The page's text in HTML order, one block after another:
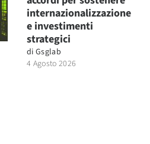
internazionalizzazione
e investimenti
strategici
di Gsglab
4 Agosto 2026